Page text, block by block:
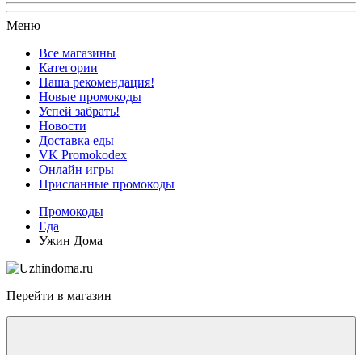
Меню
Все магазины
Категории
Наша рекомендация!
Новые промокоды
Успей забрать!
Новости
Доставка еды
VK Promokodex
Онлайн игры
Присланные промокоды
Промокоды
Еда
Ужин Дома
Перейти в магазин